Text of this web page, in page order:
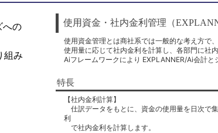
使用資金・社内金利管理（
使用資金管理とは商社系では一般的な考え方で
使用量に応じて社内金利を計算し、各部門に社
Aiフレームワークにより EXPLANNER/Ai会計と
特長
【社内金利計算】
仕訳データをもとに、資金の使用量を日次で
利
で社内金利を計算します。